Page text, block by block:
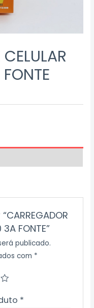
FONTE”
publicado.
com *
*